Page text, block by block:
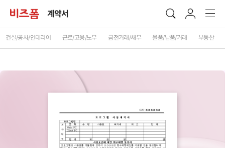
계약서
건설/공사/인테리어 근로/고용/노무 금전거래/채무 물품/납품/거래 부동산